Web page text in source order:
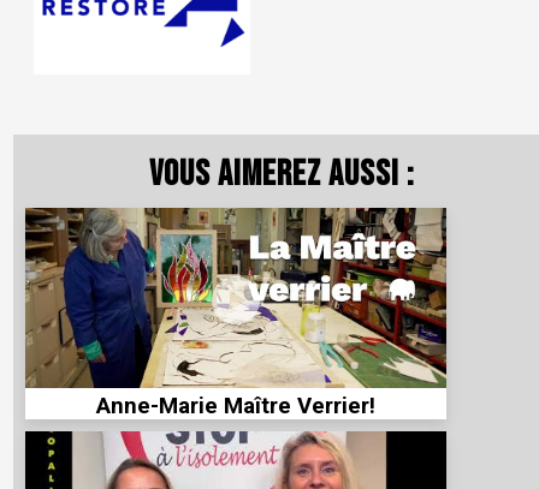
Vous aimerez aussi :
Anne-Marie Maître Verrier!